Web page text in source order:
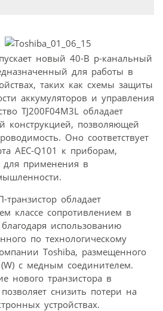
новый 40-В p-канальный
для работы в
таких как схемы защиты
аккумуляторов и управления
TJ200F04M3L обладает
конструкцией, позволяющей
Оно соответствует
AEC-Q101 к приборам,
применения в
обладает
классе сопротивлением в
использованию
по технологическому
Toshiba, размещенного
с медным соединителем.
нового транзистора в
снизить потери на
устройствах.